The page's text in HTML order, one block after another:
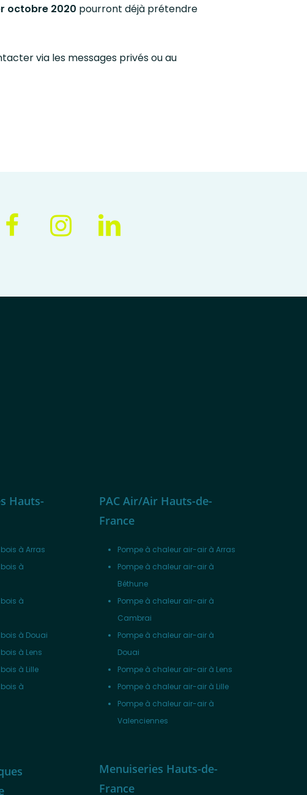
octobre 2020 pourront déjà prétendre
via les messages privés ou au
Hauts-
à Arras
à
à
à Douai
à Lens
à Lille
à
PAC Air/Air Hauts-de-
France
Pompe à chaleur air-air à Arras
Pompe à chaleur air-air à
Béthune
Pompe à chaleur air-air à
Cambrai
Pompe à chaleur air-air à
Douai
Pompe à chaleur air-air à Lens
Pompe à chaleur air-air à Lille
Pompe à chaleur air-air à
Valenciennes
Menuiseries Hauts-de-
France